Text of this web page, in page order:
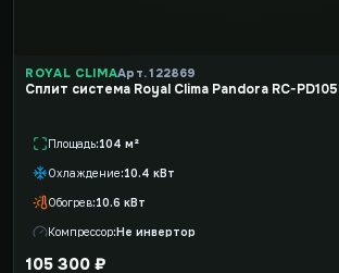
ROYAL CLIMAАрт. 122869
Cплит система Royal Clima Pandora RC-
Площадь 104 м²
Охлаждение 10.4 кВт
Обогрев 10.6 кВт
Компрессор Не инвертор
105 300 ₽